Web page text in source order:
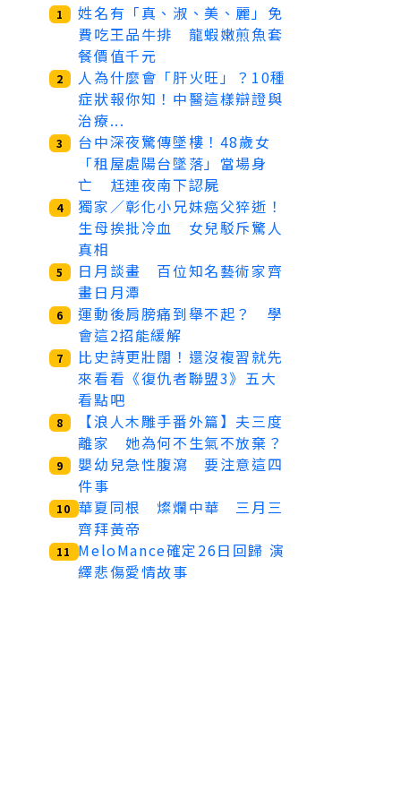
1
姓名有「真、淑、美、麗」免
費吃王品牛排 龍蝦嫩煎魚套
餐價值千元
2
人為什麼會「肝火旺」？10種
症狀報你知！中醫這樣辯證與
治療...
3
台中深夜驚傳墜樓！48歲女
「租屋處陽台墜落」當場身
亡 尪連夜南下認屍
4
獨家／彰化小兄妹癌父猝逝！
生母挨批冷血 女兒駁斥驚人
真相
5
日月談畫 百位知名藝術家齊
畫日月潭
6
運動後肩膀痛到舉不起？ 學
會這2招能緩解
7
比史詩更壯闊！還沒複習就先
來看看《復仇者聯盟3》五大
看點吧
8
【浪人木雕手番外篇】夫三度
離家 她為何不生氣不放棄？
9
嬰幼兒急性腹瀉 要注意這四
件事
10 華夏同根 燦爛中華 三月三
齊拜黃帝
11
MeloMance確定26日回歸 演
繹悲傷愛情故事